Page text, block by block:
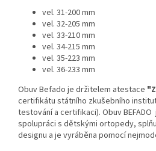
vel. 31-200 mm
vel. 32-205 mm
vel. 33-210 mm
vel. 34-215 mm
vel. 35-223 mm
vel. 36-233 mm
Obuv Befado je držitelem atestace
certifikátu státního zkušebního
testování a certifikaci). Obuv
spolupráci s dětskými ortopedy,
designu a je vyráběna pomocí